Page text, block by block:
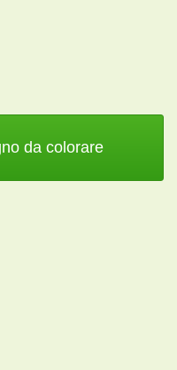
da colorare